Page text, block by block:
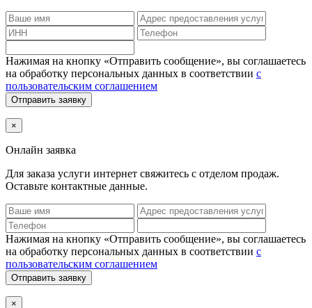
Нажимая на кнопку «Отправить сообщение», вы соглашаетесь
на обработку персональных данных в соответствии с
пользовательским соглашением
Отправить заявку
×
Онлайн заявка
Для заказа услуги интернет свяжитесь с отделом продаж.
Оставьте контактные данные.
Нажимая на кнопку «Отправить сообщение», вы соглашаетесь
на обработку персональных данных в соответствии с
пользовательским соглашением
Отправить заявку
×